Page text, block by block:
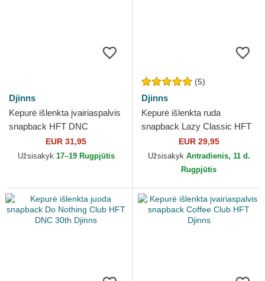
Djinns
Kepurė išlenkta įvairiaspalvis
snapback HFT DNC
Flamingo Djinns
EUR 31,95
Užsisakyk 17–19 Rugpjūtis
(5)
Djinns
Kepurė išlenkta ruda
snapback Lazy Classic HFT
EUR 29,95
Užsisakyk Antradienis, 11 d.
Rugpjūtis